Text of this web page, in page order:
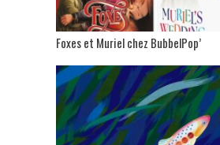
Foxes et Muriel chez BubbelPop’